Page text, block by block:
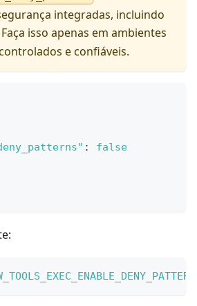
integradas, incluindo
isso apenas em ambientes
e confiáveis.
:
false